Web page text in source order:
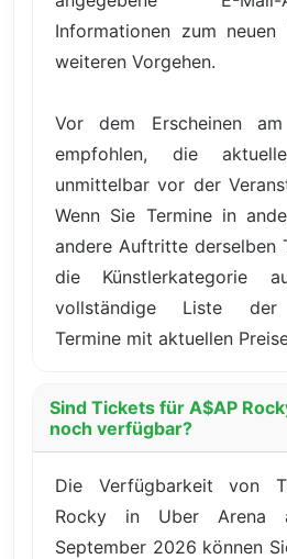
Informationen zum
weiteren Vorgehen.
Vor dem Erscheinen
empfohlen, die
unmittelbar vor der
Wenn Sie Termine in
andere Auftritte derselben
die Künstlerkategorie
vollständige Liste der
Termine mit aktuellen
Sind Tickets für A$AP
noch verfügbar?
Die Verfügbarkeit von
Rocky in Uber Arena
September 2026 können